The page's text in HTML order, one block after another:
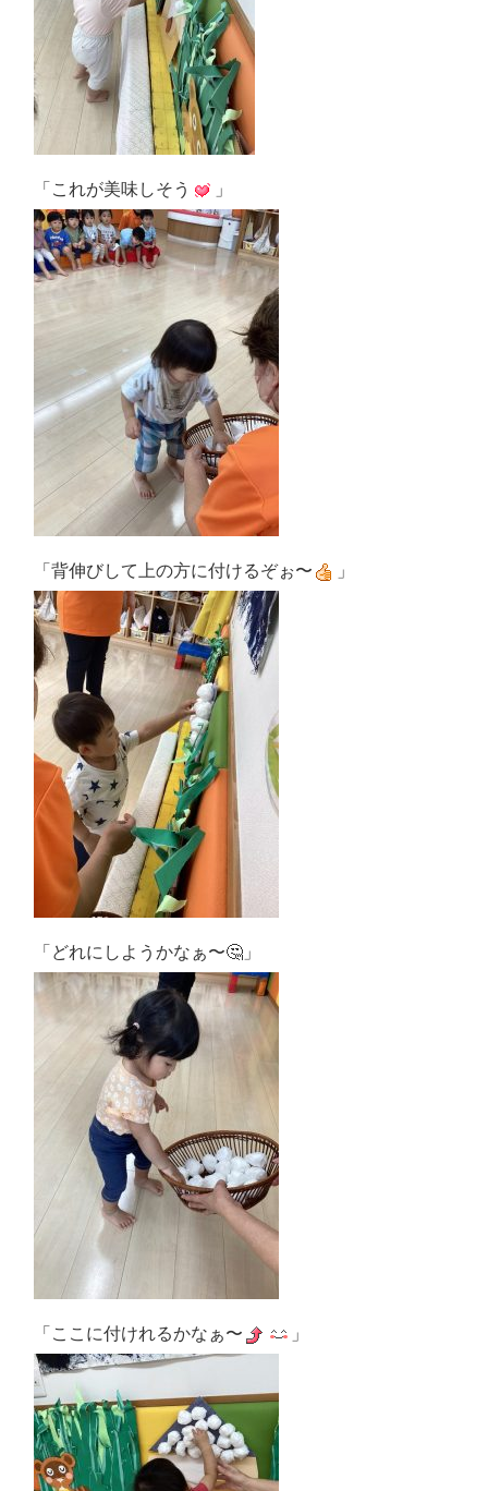
「これが美味しそう 」
「背伸びして上の方に付けるぞぉ〜 」
「どれにしようかなぁ〜🤔」
「ここに付けれるかなぁ〜 」